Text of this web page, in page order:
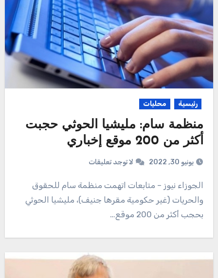
رئيسية محليات
منظمة سام: مليشيا الحوثي حجبت
أكثر من 200 موقع إخباري
يونيو 30, 2022 لا توجد تعليقات
الجوزاء نيوز – متابعات اتهمت منظمة سام للحقوق
والحريات (غير حكومية مقرها جنيف)، مليشيا الحوثي
بحجب أكثر من 200 موقع…